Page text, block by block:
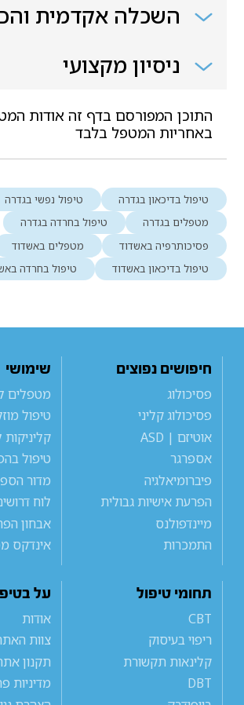
השכלה אקדמית
ניסיון מקצועי
התוכן המפורסם בדף זה אודות
באחריות המטפל בלבד
טיפול בדיכאון בגדרה
טיפול נפשי בגדרה
מטפלים בגדרה
טיפול בחרדה בגדרה
פסיכותרפיה באשדוד
מטפלים באשדוד
טיפול בדיכאון באשדוד
טיפול בחרדה
חיפושים נפוצים
פסיכולוג
פסיכולוג קליני
אוטיזם | ASD
אספרגר
פיברומיאלגיה
הפרעת אישיות גבולית
מיינדפולנס
התמכרות
שימושי
מטפלים
טיפול
טיפול
מדור
לוח
אבחון
אינדקס
תחומי טיפול
CBT
ריפוי בעיסוק
קלינאות תקשורת
DBT
על
אודות
צוות
תקנון
מדיניות